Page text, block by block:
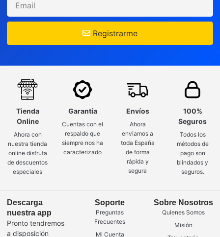
Registrarme
Tienda
Online
Ahora con
nuestra tienda
online disfruta
de descuentos
especiales
Garantía
Cuentas con el
respaldo que
siempre nos ha
caracterizado
Envíos
Ahora
enviamos a
toda España
de forma
rápida y
segura
100%
Seguros
Todos los
métodos de
pago son
blindados y
seguros.
Descarga
nuestra app
Pronto tendremos
a disposición
Soporte
Preguntas
Frecuentes
Mi Cuenta
Sobre Nosotros
Quienes Somos
Misión